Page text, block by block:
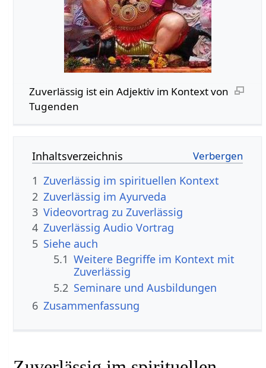
Zuverlässig‏‎ ist ein Adjektiv im Kontext von
Tugenden
Inhaltsverzeichnis
1 Zuverlässig im spirituellen Kontext
2 Zuverlässig im Ayurveda
3
4
Zuverlässig‏‎ Audio Vortrag
5 Siehe auch
5.1 Weitere Begriffe im Kontext mit
5.2 Seminare und Ausbildungen
6 Zusammenfassung